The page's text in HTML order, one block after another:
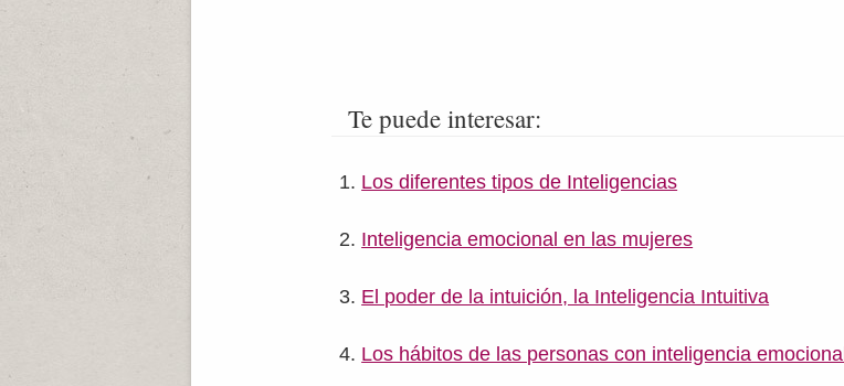
Te puede interesar:
Los diferentes tipos de Inteligencias
Inteligencia emocional en las mujeres
El poder de la intuición, la Inteligencia Intuitiva
Los hábitos de las personas con inteligencia emocional